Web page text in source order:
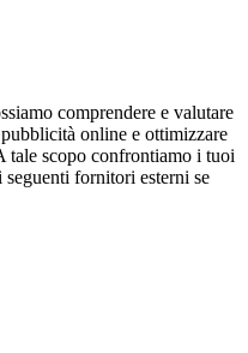
comprendere e valutare
online e ottimizzare
tale scopo confrontiamo i tuoi
fornitori esterni se